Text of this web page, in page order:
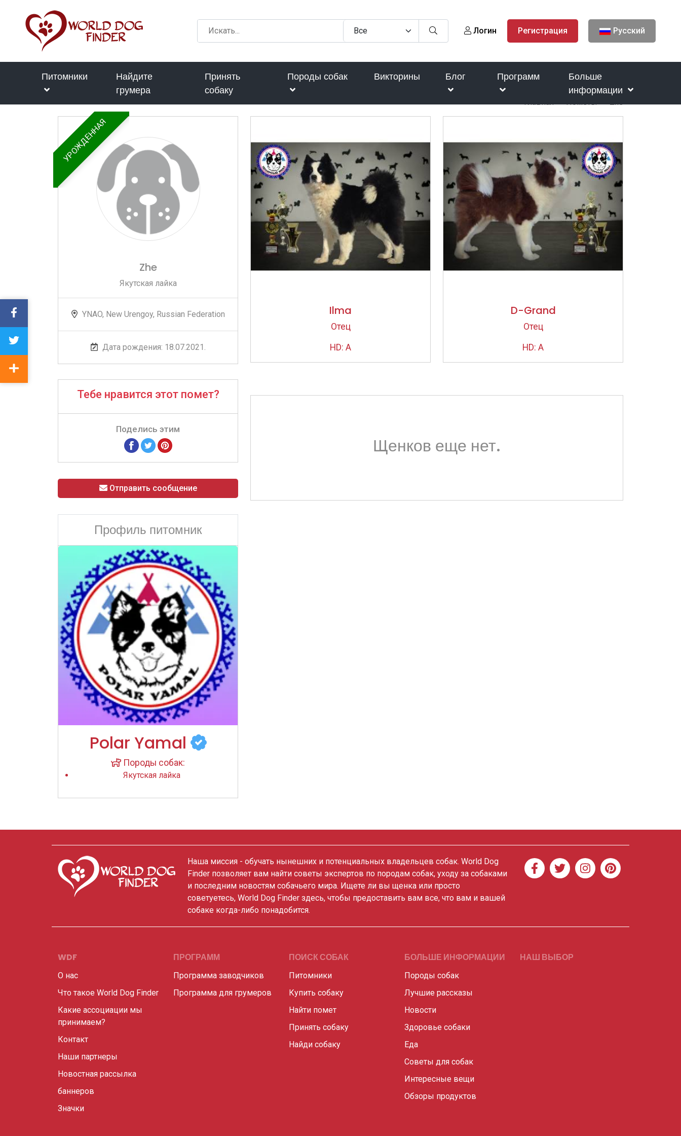
Логин Регистрация Русский
Питомники
Найдите
грумера
Принять
собаку
Породы собак Викторины Блог Программ
Больше
информации
Главная Пометы Zhe
УРОЖДЕННАЯ
Zhe
Якутская лайка
YNAO, New Urengoy, Russian Federation
Дата рождения: 18.07.2021.
Тебе нравится этот помет?
Поделись этим
Отправить сообщение
Профиль питомник
Polar Yamal
Породы собак:
Якутская лайка
Ilma
Отец
HD: A
D-Grand
Отец
HD: A
Щенков еще нет.
Наша миссия - обучать нынешних и потенциальных владельцев собак. World Dog
Finder позволяет вам найти советы экспертов по породам собак, уходу за собаками
и последним новостям собачьего мира. Ищете ли вы щенка или просто
советуетесь, World Dog Finder здесь, чтобы предоставить вам все, что вам и вашей
собаке когда-либо понадобится.
WDF
О нас
Что такое World Dog Finder
Какие ассоциации мы
принимаем?
Контакт
Наши партнеры
Новостная рассылка
баннеров
Значки
ПРОГРАММ
Программа заводчиков
Программа для грумеров
ПОИСК СОБАК
Питомники
Купить собаку
Найти помет
Принять собаку
Найди собаку
БОЛЬШЕ ИНФОРМАЦИИ
Породы собак
Лучшие рассказы
Новости
Здоровье собаки
Еда
Советы для собак
Интересные вещи
Обзоры продуктов
НАШ ВЫБОР